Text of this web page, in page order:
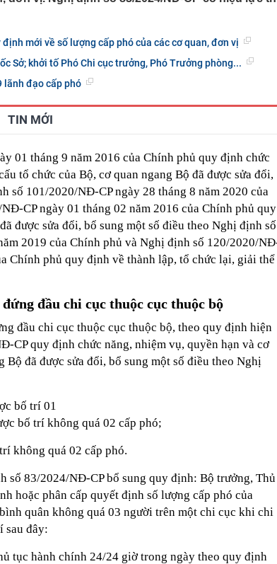
phải mã nào cũng dễ "xuống tiền"
mức nộp ngân sách nghìn tỷ nhiều năm liền?
Quốc lập tức 'để mắt' tới dự án metro ngầm dài
gia Đông Nam Á
ngợp
nhất động" vùng Tây Bắc, ở độ cao 1300-1700m,
Cách Hà Nội 420km nên không phải ai cũng biết
tỷ đồng chạy thẳng từ trung tâm Hà Nội đến loạt
Chùa Hương, Tam Chúc, Bái Đính... đang được đẩy
mới về số lượng cấp phó của các cơ quan, đơn vị
Sở; khởi tố Phó Chi cục trưởng, Phó Trưởng phòng...
lãnh đạo cấp phó
TIN MỚI
01 tháng 9 năm 2016 của Chính phủ quy định chức
tổ chức của Bộ, cơ quan ngang Bộ đã được sửa đổi,
số 101/2020/NĐ-CP ngày 28 tháng 8 năm 2020 của
CP ngày 01 tháng 02 năm 2016 của Chính phủ quy
được sửa đổi, bổ sung một số điều theo Nghị định số
2019 của Chính phủ và Nghị định số 120/2020/
Chính phủ quy định về thành lập, tổ chức lại, giải thể
đầu chi cục thuộc cục thuộc bộ
đầu chi cục thuộc cục thuộc bộ, theo quy định hiện
CP quy định chức năng, nhiệm vụ, quyền hạn và cơ
Bộ đã được sửa đổi, bổ sung một số điều theo Nghị
bố trí 01
bố trí không quá 02 cấp phó;
không quá 02 cấp phó.
số 83/2024/NĐ-CP bổ sung quy định: Bộ trưởng, Thủ
hoặc phân cấp quyết định số lượng cấp phó của
quân không quá 03 người trên một chi cục khi chi
sau đây:
tục hành chính 24/24 giờ trong ngày theo quy định